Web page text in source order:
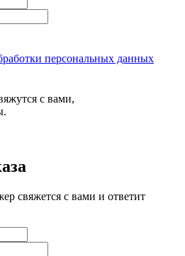
персональных данных
с вами,
свяжется с вами и ответит